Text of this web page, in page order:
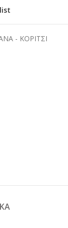
- ΚΟΡΙΤΣΙ